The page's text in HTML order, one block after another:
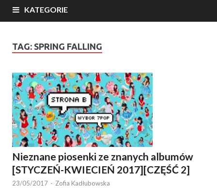
KATEGORIE
TAG: SPRING FALLING
Nieznane piosenki ze znanych albumów
[STYCZEŃ-KWIECIEŃ 2017][CZĘŚĆ 2]
23/05/2017 - Zofia Kadłubowska